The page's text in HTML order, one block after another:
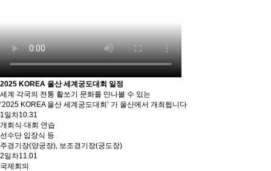
2025 KOREA 울산 세계궁도대회 일정
세계 각국의 전통 활쏘기 문화를 만나볼 수 있는
‘2025 KOREA 울산 세계궁도대회’ 가 울산에서 개최됩니다
1일차10.31
개회식·대회 연습
선수단 입장식 등
주경기장(양궁장), 보조경기장(궁도장)
2일차11.01
국제회의